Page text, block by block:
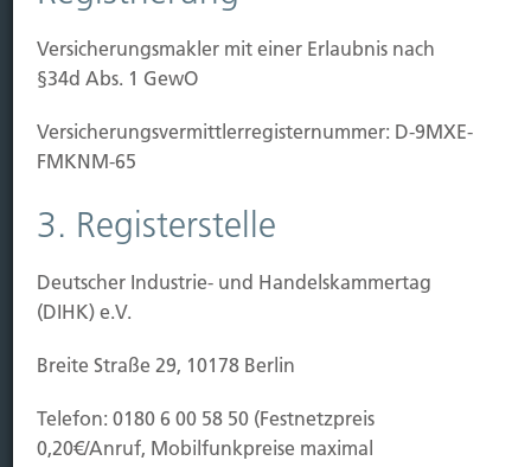
Schaden
Kontakt
Hubert Brück KG
Telefon:0211-490066 |Fax: 0211-4911125 |
brueck@brueckkg.de
Kontaktformular
© Hubert Brück KG
Versicherungsmakler mit einer Erlaubnis nach
§34d Abs. 1 GewO
Versicherungs­vermittler­registernummer: D-9MXE-
FMKNM-65
3. Registerstelle
Deutscher Industrie- und Handelskammertag
(DIHK) e.V.
Breite Straße 29, 10178 Berlin
Telefon: 0180 6 00 58 50 (Festnetzpreis
0,20€/Anruf, Mobilfunkpreise maximal